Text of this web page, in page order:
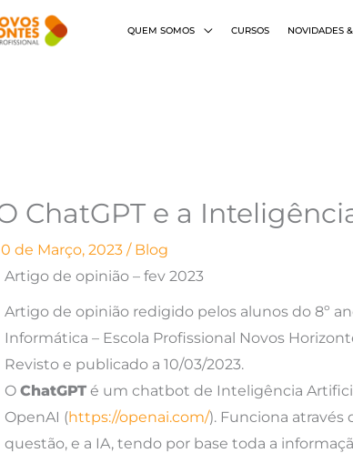
QUEM SOMOS CURSOS NOVIDADES
ChatGPT e a
de Março, 2023 / Blog
Artigo de opinião – fev 2023
Artigo de opinião redigido pelos alunos do 8º
Informática – Escola Profissional Novos
Revisto e publicado a 10/03/2023.
O ChatGPTé um chatbot de Inteligência
OpenAI (https://openai.com/). Funciona
questão, e a IA, tendo por base toda a